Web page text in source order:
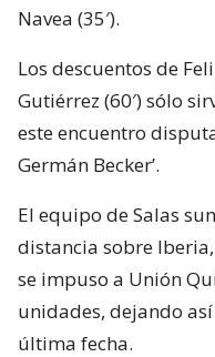
Navea (35′).
Los descuentos de
Gutiérrez (60′) sólo
este encuentro
Germán Becker’.
El equipo de Salas
distancia sobre
se impuso a Unión
unidades, dejando
última fecha.